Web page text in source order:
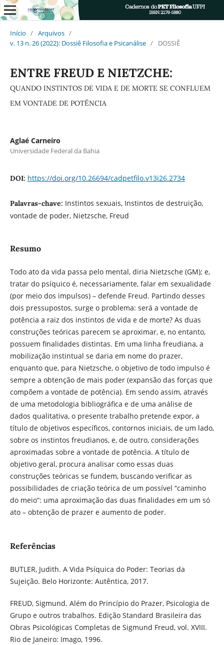
Início / Arquivos /
v. 13 n. 26 (2022): Dossiê Filosofia e Psicanálise / DOSSIÊ
ENTRE FREUD E NIETZCHE:
QUANDO INSTINTOS DE VIDA E DE MORTE SE CONFLUEM
EM VONTADE DE POTËNCIA
Aglaé Carneiro
Universidade Federal da Bahia
DOI: https://doi.org/10.26694/cadpetfilo.v13i26.2734
Palavras-chave: Instintos sexuais, Instintos de destruição,
vontade de poder, Nietzsche, Freud
Resumo
Todo ato da vida passa pelo mental, diria Nietzsche (GM); e,
tratar do psíquico é, necessariamente, falar em sexualidade
(por meio dos impulsos) – defende Freud. Partindo desses
dois pressupostos, surge o problema: será a vontade de
potência a raiz dos instintos de vida e de morte? As duas
construções teóricas parecem se aproximar, e, no entanto,
possuem finalidades distintas. Em uma linha freudiana, a
mobilização instintual se daria em nome do prazer,
enquanto que, para Nietzsche, o objetivo de todo impulso é
sempre a obtenção de mais poder (expansão das forças que
compõem a vontade de potência). Em sendo assim, através
de uma metodologia bibliográfica e de uma análise de
dados qualitativa, o presente trabalho pretende expor, a
título de objetivos específicos, contornos iniciais, de um lado,
sobre os instintos freudianos, e, de outro, considerações
aproximadas sobre a vontade de potência. A título de
objetivo geral, procura analisar como essas duas
construções teóricas se fundem, buscando verificar as
possibilidades de criação teórica de um possível “caminho
do meio”: uma aproximação das duas finalidades em um só
ato – obtenção de prazer e aumento de poder.
Referências
BUTLER, Judith. A Vida Psíquica do Poder: Teorias da
Sujeição. Belo Horizonte: Autêntica, 2017.
FREUD, Sigmund. Além do Princípio do Prazer, Psicologia de
Grupo e outros trabalhos. Edição Standard Brasileira das
Obras Psicológicas Completas de Sigmund Freud, vol. XVIII.
Rio de Janeiro: Imago, 1996.